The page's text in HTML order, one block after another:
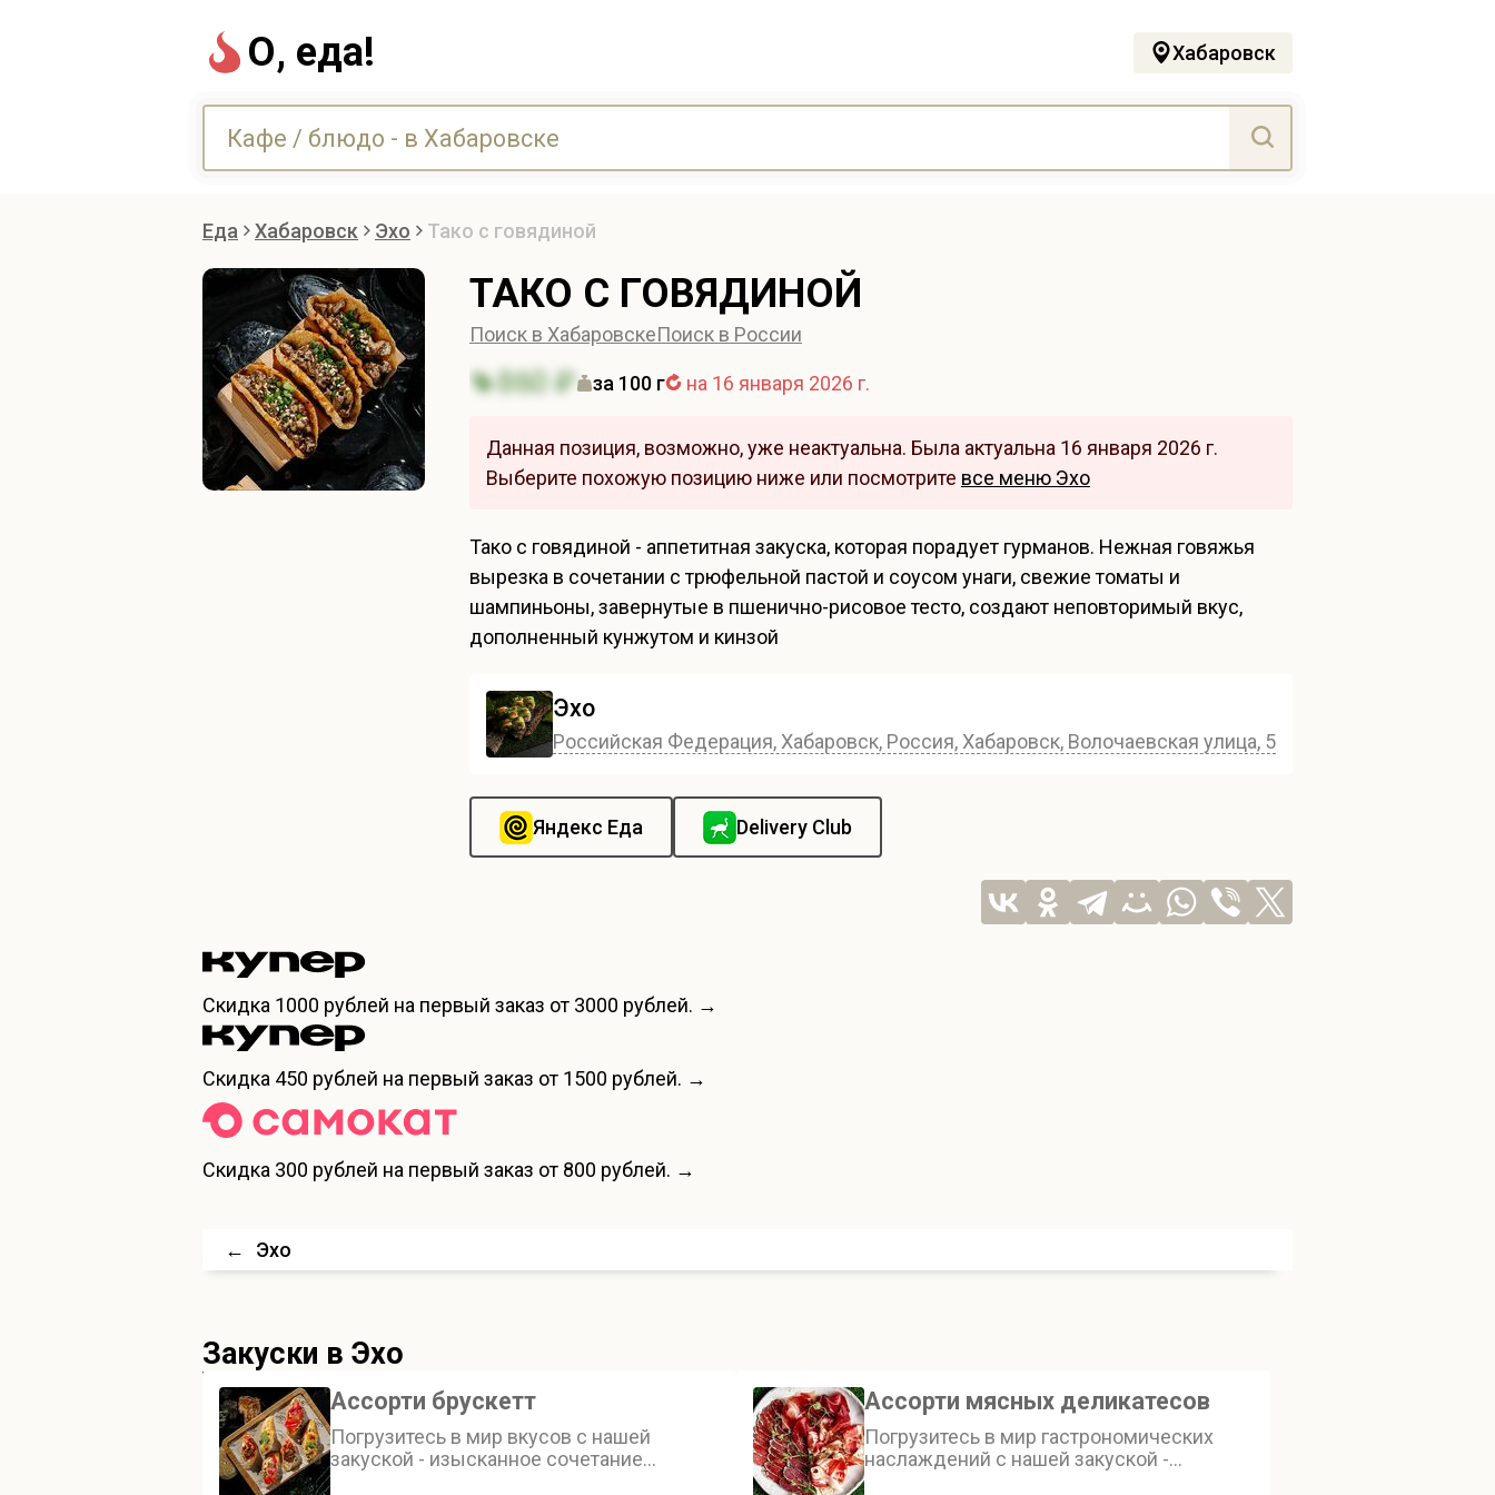
О, еда! Хабаровск
Еда Хабаровск Эхо Тако с говядиной
ТАКО С ГОВЯДИНОЙ
Поиск в ХабаровскеПоиск в России
860 ₽ за 100 г на 16 января 2026 г.
Данная позиция, возможно, уже неактуальна. Была актуальна 16 января 2026 г.
Выберите похожую позицию ниже или посмотрите все меню Эхо
Тако с говядиной - аппетитная закуска, которая порадует гурманов. Нежная говяжья
вырезка в сочетании с трюфельной пастой и соусом унаги, свежие томаты и
шампиньоны, завернутые в пшенично-рисовое тесто, создают неповторимый вкус,
дополненный кунжутом и кинзой
Эхо
Российская Федерация, Хабаровск, Россия, Хабаровск, Волочаевская улица, 54
Яндекс Еда Delivery Club
Скидка 1000 рублей на первый заказ от 3000 рублей. →
Скидка 450 рублей на первый заказ от 1500 рублей. →
Скидка 300 рублей на первый заказ от 800 рублей. →
← Эхо
Закуски в Эхо
Ассорти брускетт
Погрузитесь в мир вкусов с нашей
закуской - изысканное сочетание
Ассорти мясных деликатесов
Погрузитесь в мир гастрономических
наслаждений с нашей закуской -